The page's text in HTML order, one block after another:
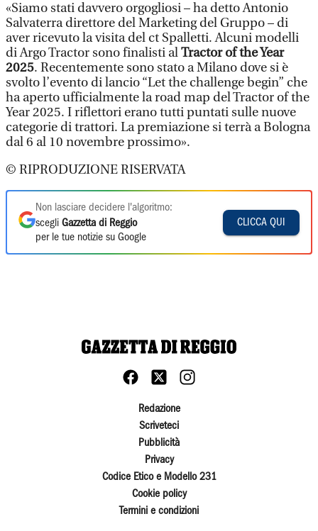
«Siamo stati davvero orgogliosi – ha detto Antonio
Salvaterra direttore del Marketing del Gruppo – di
aver ricevuto la visita del ct Spalletti. Alcuni modelli
di Argo Tractor sono finalisti alTractor of the Year
2025. Recentemente sono stato a Milano dove si è
svolto l’evento di lancio “Let the challenge begin” che
ha aperto ufficialmente la road map del Tractor of the
Year 2025. I riflettori erano tutti puntati sulle nuove
categorie di trattori. La premiazione si terrà a Bologna
dal 6 al 10 novembre prossimo».
© RIPRODUZIONE RISERVATA
Non lasciare decidere l'algoritmo:
scegli Gazzetta di Reggio
per le tue notizie su Google
CLICCA QUI
Redazione
Scriveteci
Pubblicità
Privacy
Codice Etico e Modello 231
Cookie policy
Termini e condizioni